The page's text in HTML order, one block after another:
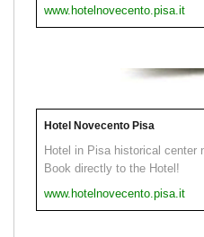
www.hotelnovecento.pisa.it
Hotel Novecento Pisa
Hotel in Pisa historical center
Book directly to the Hotel!
www.hotelnovecento.pisa.it